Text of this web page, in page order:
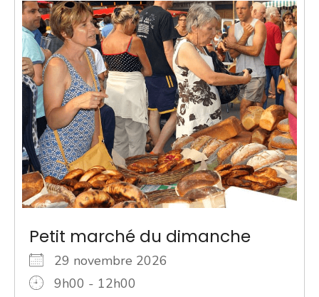
Petit marché du dimanche
29 novembre 2026
9h00 - 12h00